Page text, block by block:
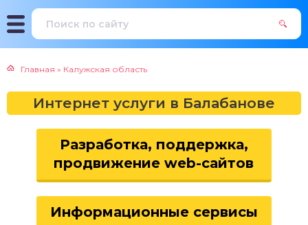
Главная » Калужская область
Интернет услуги в Балабанове
Разработка, поддержка,
продвижение web-сайтов
Информационные сервисы